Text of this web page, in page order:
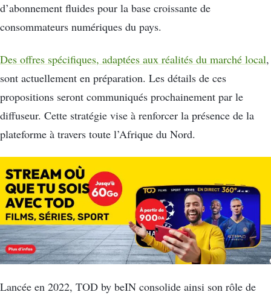
d’abonnement fluides pour la base croissante de
consommateurs numériques du pays.
Des offres spécifiques, adaptées aux réalités du marché local,
sont actuellement en préparation. Les détails de ces
propositions seront communiqués prochainement par le
diffuseur. Cette stratégie vise à renforcer la présence de la
plateforme à travers toute l’Afrique du Nord.
Lancée en 2022, TOD by beIN consolide ainsi son rôle de